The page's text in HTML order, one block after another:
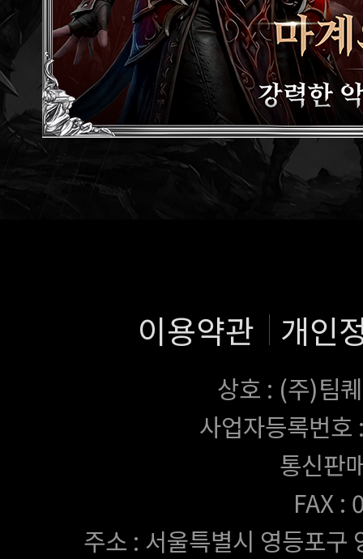
이용약관 개인
상호 : (주)팀
사업자등록번
통신판
FAX
주소 : 서울특별시 영등포